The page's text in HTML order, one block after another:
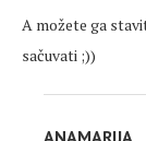
A možete ga
sačuvati ;))
ANAMARIJA